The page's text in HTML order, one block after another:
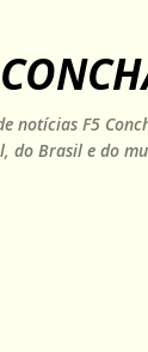
notícias F5
do Brasil e do